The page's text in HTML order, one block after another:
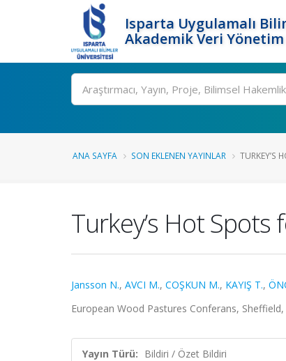
Isparta Uygulamalı
Akademik Veri
Ara
ANA SAYFA SON EKLENEN YAYINLAR TURKEY’S
Turkey’s Hot
Jansson N., AVCI M., COŞKUN M., KAYIŞ T.,
European Wood Pastures Conferans,
Yayın Türü: Bildiri / Özet Bildiri